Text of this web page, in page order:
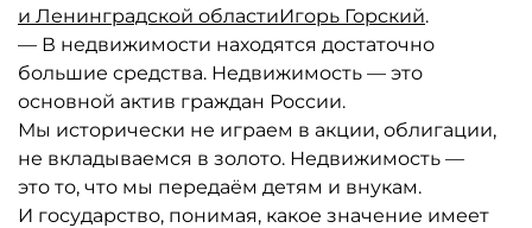
и Ленинградской областиИгорь Горский.
— В недвижимости находятся достаточно
большие средства. Недвижимость — это
основной актив граждан России.
Мы исторически не играем в акции, облигации,
не вкладываемся в золото. Недвижимость —
это то, что мы передаём детям и внукам.
И государство, понимая, какое значение имеет